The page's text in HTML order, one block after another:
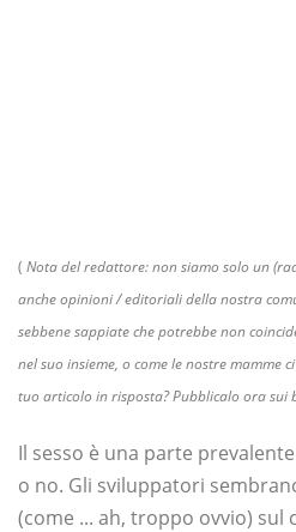
( Nota del redattore: non siamo solo un
anche opinioni / editoriali della nostra
sebbene sappiate che potrebbe non
nel suo insieme, o come le nostre mamme
tuo articolo in risposta? Pubblicalo ora sui
Il sesso è una parte
o no. Gli sviluppatori
(come ... ah, troppo ovvio) sul